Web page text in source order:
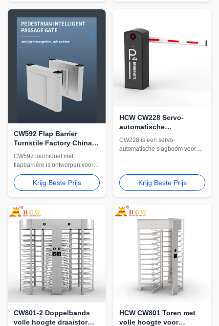
en gecontroleerde
voertuigingangen.
CW592 Flap Barrier
Turnstile Factory China
voor toegangscontrole
van kantoorgebouwen
CW592 tourniquet met
flapbarrière is ontworpen voor
kantoorgebouwen en
gecontroleerde
voetgangersingangen. Het
intrekbare vleugelbarrières en
integratie met
toegangscontrolesystemen.
Krijg Beste Prijs
HCW CW228 Servo-
automatische
barrièrepoort voor
CW228 is een servo-
automatische slagboom voor
over een servomotor van 200 W,
instelbare snelheid van 1 ~ 3 s /
3 ~ 6 s, IP54-bescherming, anti-
duurzame kast van 340 * 280 *
1063 mm.
Krijg Beste Prijs
CW801-2 Doppelbands
volle hoogte draaistor
HCW CW801 Toren met
volle hoogte voor